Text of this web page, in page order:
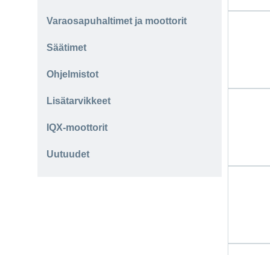
Varaosapuhaltimet ja moottorit
Säätimet
Ohjelmistot
Lisätarvikkeet
IQX-moottorit
Uutuudet